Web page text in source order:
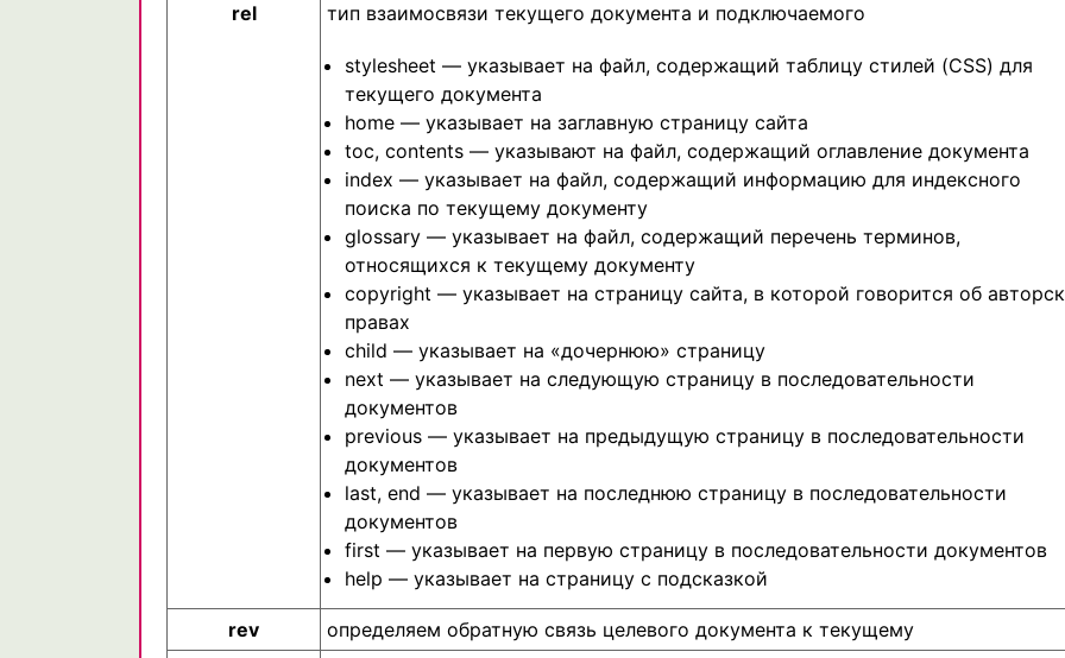
rel
тип взаимосвязи текущего документа и подключаемого
stylesheet — указывает на файл, содержащий таблицу стилей (CSS) для
текущего документа
home — указывает на заглавную страницу сайта
toc, contents — указывают на файл, содержащий оглавление документа
index — указывает на файл, содержащий информацию для индексного
поиска по текущему документу
glossary — указывает на файл, содержащий перечень терминов,
относящихся к текущему документу
copyright — указывает на страницу сайта, в которой говорится об
правах
child — указывает на «дочернюю» страницу
next — указывает на следующую страницу в последовательности
документов
previous — указывает на предыдущую страницу в последовательности
документов
last, end — указывает на последнюю страницу в последовательности
документов
first — указывает на первую страницу в последовательности документов
help — указывает на страницу с подсказкой
rev
определяем обратную связь целевого документа к текущему